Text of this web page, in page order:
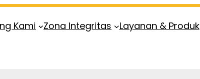
Kami Zona Integritas Layanan & Produk